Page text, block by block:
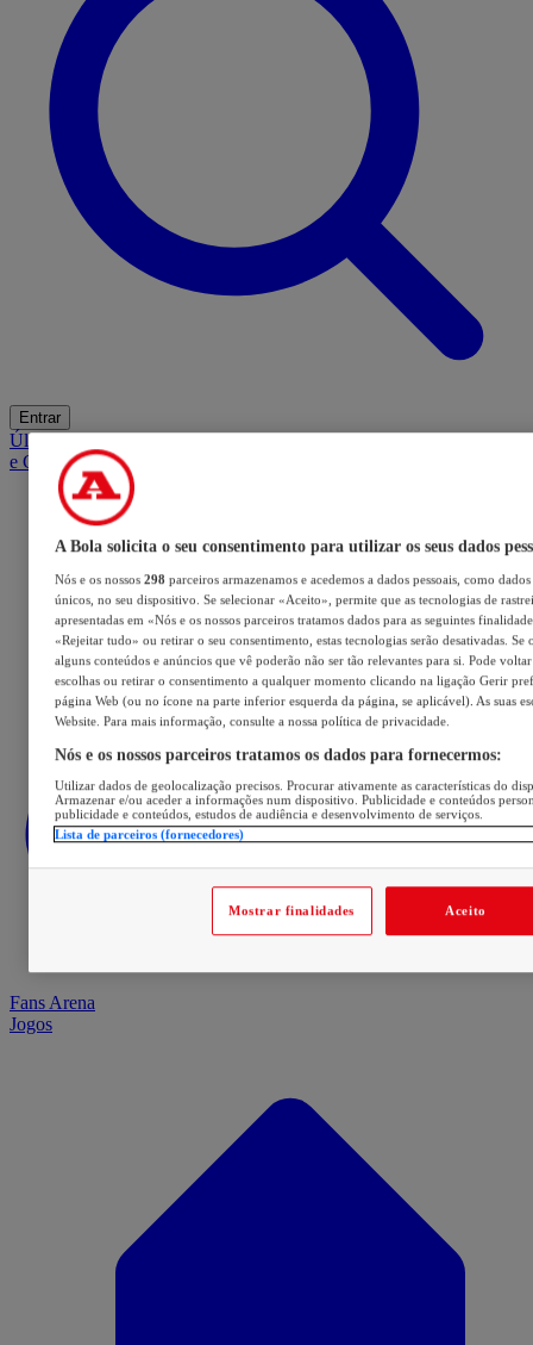
Entrar
ÚltimasMercadoOpiniãoiGaming HubA BOLA SUGEREBarba
e Cabelo
Fans Arena
Jogos
A Bola solicita o seu consentimento para utilizar os seus dados
Nós e os nossos 298 parceiros armazenamos e acedemos a dados pessoais, como
únicos, no seu dispositivo. Se selecionar «Aceito», permite que as tecnologias de
apresentadas em «Nós e os nossos parceiros tratamos dados para as seguintes
«Rejeitar tudo» ou retirar o seu consentimento, estas tecnologias serão desativadas. Se
alguns conteúdos e anúncios que vê poderão não ser tão relevantes para si. Pode voltar
escolhas ou retirar o consentimento a qualquer momento clicando na ligação Gerir
página Web (ou no ícone na parte inferior esquerda da página, se aplicável). As suas
Website. Para mais informação, consulte a nossa política de privacidade.
Nós e os nossos parceiros tratamos os dados para fornecermos:
Utilizar dados de geolocalização precisos. Procurar ativamente as características do
Armazenar e/ou aceder a informações num dispositivo. Publicidade e conteúdos
publicidade e conteúdos, estudos de audiência e desenvolvimento de serviços.
Lista de parceiros (fornecedores)
Mostrar finalidades Aceito